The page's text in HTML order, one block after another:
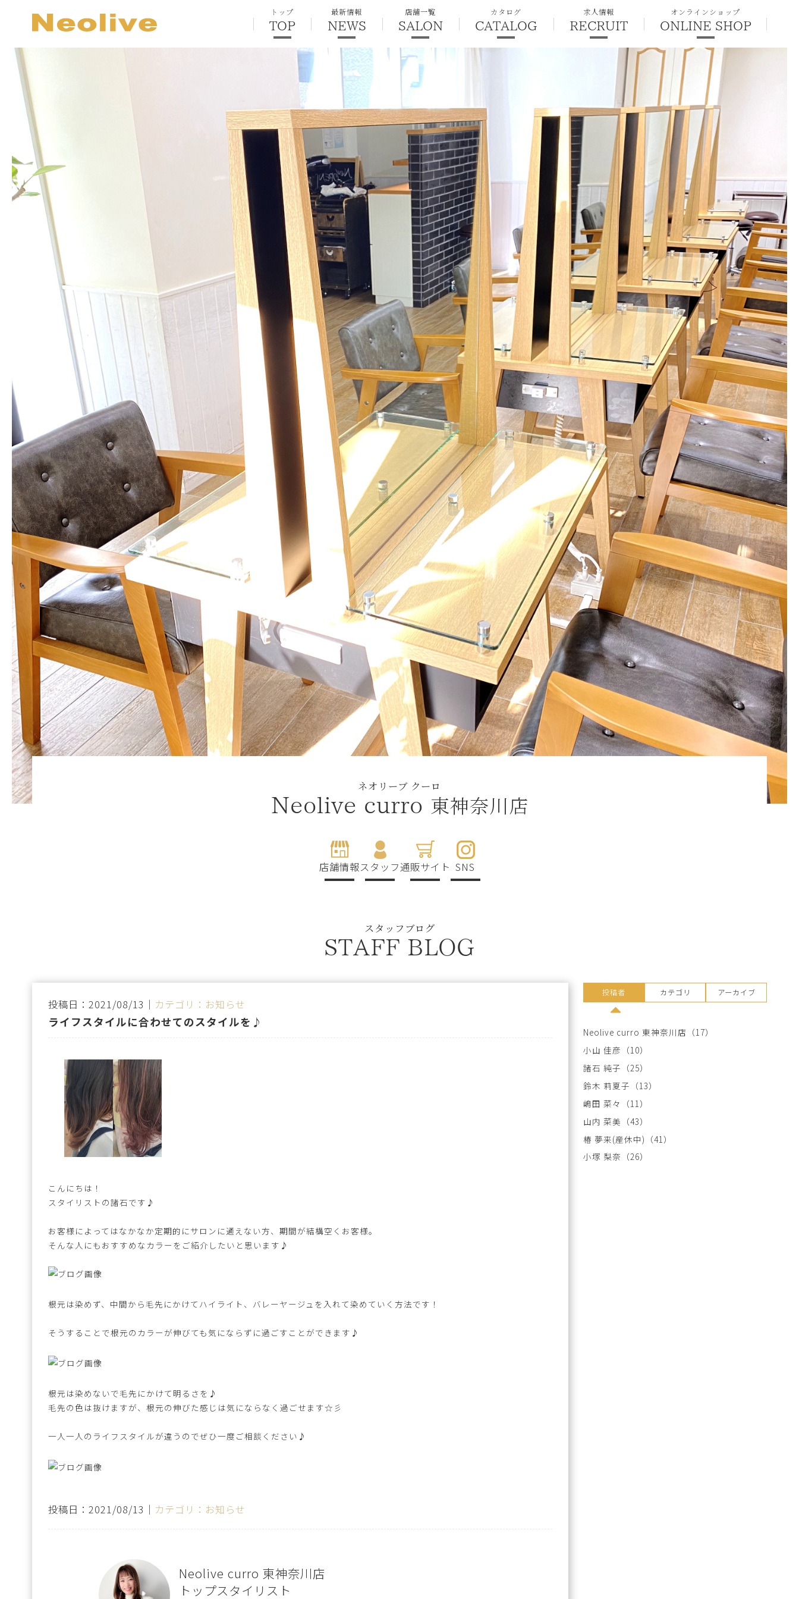
トップ
TOP
最新情報
NEWS
店舗一覧
SALON
カタログ
CATALOG
求人情報
RECRUIT
オンラインショップ
ONLINE SHOP
ネオリーブ クーロ
Neolive curro 東神奈川店
店舗情報スタッフ通販サイト SNS
スタッフブログ
STAFF BLOG
投稿日：2021/08/13｜ カテゴリ：お知らせ
ライフスタイルに合わせてのスタイルを♪
こんにちは！
スタイリストの諸石です♪
お客様によってはなかなか定期的にサロンに通えない方、期間が結構空くお客様。
そんな人にもおすすめなカラーをご紹介したいと思います♪
根元は染めず、中間から毛先にかけてハイライト、バレーヤージュを入れて染めていく方法です！
そうすることで根元のカラーが伸びても気にならずに過ごすことができます♪
根元は染めないで毛先にかけて明るさを♪
毛先の色は抜けますが、根元の伸びた感じは気にならなく過ごせます☆彡
一人一人のライフスタイルが違うのでぜひ一度ご相談ください♪
投稿日：2021/08/13｜ カテゴリ：お知らせ
Neolive curro 東神奈川店
トップスタイリスト
投稿者 カテゴリ アーカイブ
Neolive curro 東神奈川店 （17）
小山 佳彦 （10）
諸石 純子 （25）
鈴木 莉夏子 （13）
嶋田 菜々
（11）
山内 菜美 （43）
椿 夢来(産休中) （41）
小塚 梨奈 （26）